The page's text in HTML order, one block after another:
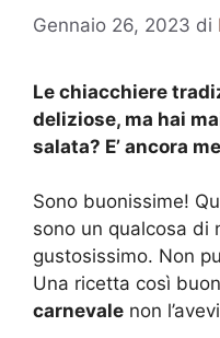
Gennaio 26, 2023 di
Le chiacchiere
deliziose, ma hai
salata? E’ ancora
Sono buonissime!
sono un qualcosa di
gustosissimo. Non
Una ricetta così
carnevale non